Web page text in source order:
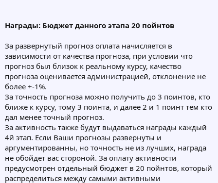
Награды: Бюджет данного этапа 20 пойнтов
За развернутый прогноз оплата начисляется в
зависимости от качества прогноза, при условии что
прогноз был близок к реальному курсу, качество
прогноза оценивается администрацией, отклонение не
более +-1%.
За точность прогноза можно получить до 3 поинтов, кто
ближе к курсу, тому 3 поинта, и далее 2 и 1 поинт тем кто
дал менее точный прогноз.
За активность также будут выдаваться награды каждый
4й этап. Если Ваши прогнозы развернуты и
аргументированны, но точность не из лучших, награда
не обойдет вас стороной. За оплату активности
предусмотрен отдельный бюджет в 20 пойнтов, который
распределиться между самыми активными